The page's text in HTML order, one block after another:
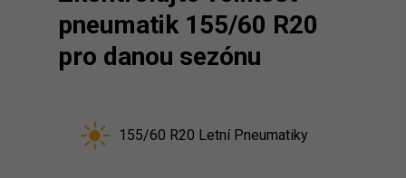
pneumatik 155/60 R20
pro danou sezónu
155/60 R20 Letní Pneumatiky